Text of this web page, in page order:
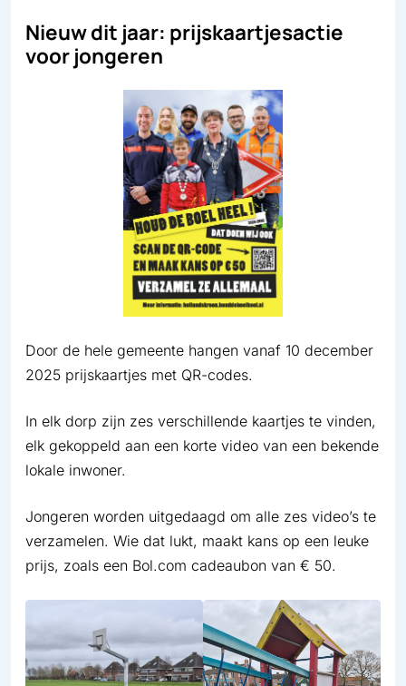
Nieuw dit jaar: prijskaartjesactie
voor jongeren
Door de hele gemeente hangen vanaf 10 december
2025 prijskaartjes met QR-codes.
In elk dorp zijn zes verschillende kaartjes te vinden,
elk gekoppeld aan een korte video van een bekende
lokale inwoner.
Jongeren worden uitgedaagd om alle zes video’s te
verzamelen. Wie dat lukt, maakt kans op een leuke
prijs, zoals een Bol.com cadeaubon van € 50.